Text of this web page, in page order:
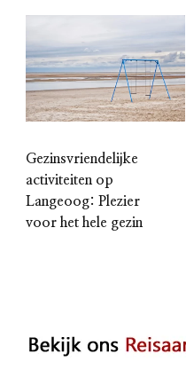
Gezinsvriendelijke
activiteiten op
Langeoog: Plezier
voor het hele gezin